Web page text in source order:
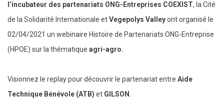
l’incubateur des partenariats ONG-Entreprises COEXIST, la Cité
de la Solidarité Internationale etVegepolys Valleyont organisé le
02/04/2021 un webinaire Histoire de Partenariats ONG-Entreprise
(HPOE) sur la thématique agri-agro.
Visionnez le replay pour découvrir le partenariat entre Aide
Technique Bénévole (ATB) et GILSON